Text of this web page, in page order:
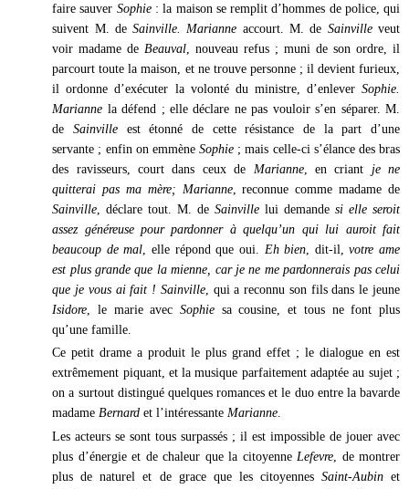
faire sauver Sophie: la maison se remplit d’hommes de police, qui
suivent M. deSainville. Marianne accourt. M. de Sainvilleveut
voir madame de Beauval , nouveau refus ; muni de son ordre, il
parcourt toute la maison, et ne trouve personne ; il devient furieux,
il ordonne d’exécuter la volonté du ministre, d’enlever Sophie.
Marianne la défend ; elle déclare ne pas vouloir s’en séparer. M.
de Sainvilleest étonné de cette résistance de la part d’une
servante ; enfin on emmèneSophie ; mais celle-ci s’élance des bras
des ravisseurs, court dans ceux de Marianne, en criant je ne
quitterai pas ma mère; Marianne, reconnue comme madame de
Sainville , déclare tout. M. deSainville lui demandesi elle seroit
assez généreuse pour pardonner à quelqu’un qui lui auroit fait
beaucoup de mal , elle répond que oui. Eh bien , dit-il,votre ame
est plus grande que la mienne, car je ne me pardonnerais pas celui
que je vous ai fait ! Sainville, qui a reconnu son fils dans le jeune
Isidore , le marie avecSophie sa cousine, et tous ne font plus
qu’une famille.
Ce petit drame a produit le plus grand effet ; le dialogue en est
extrêmement piquant, et la musique parfaitement adaptée au sujet ;
on a surtout distingué quelques romances et le duo entre la bavarde
madameBernard et l’intéressanteMarianne.
Les acteurs se sont tous surpassés ; il est impossible de jouer avec
plus d’énergie et de chaleur que la citoyenneLefevre, de montrer
plus de naturel et de grace que les citoyennes Saint-Aubinet